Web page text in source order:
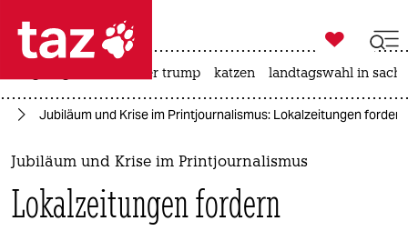
 taz zahl ich
taz zahl ich
themen
politik

taz zahl ich
usa unter trump katzen landtagswahl in
Jubiläum und Krise im Printjournalismus: Lokalzeitungen
Jubiläum und Krise im Printjournalismus
Lokalzeitungen fordern